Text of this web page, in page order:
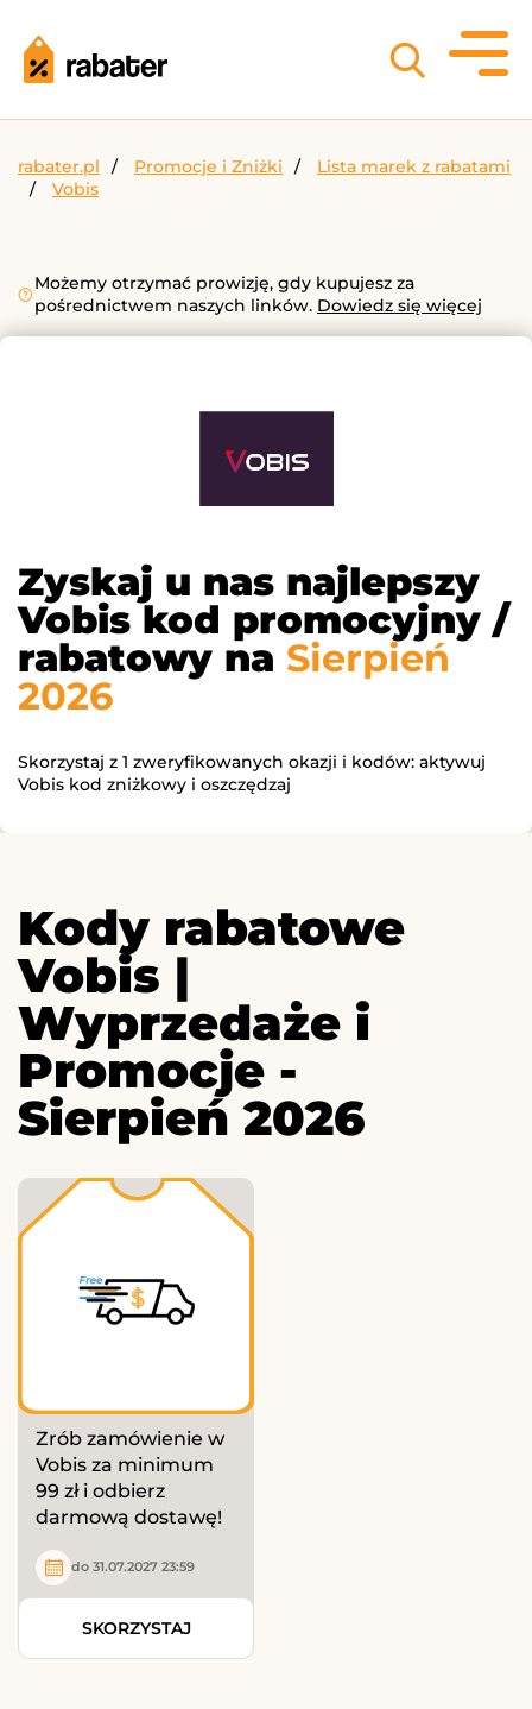
rabater.pl Promocje i Zniżki
Lista marek z rabatami
Vobis
Możemy otrzymać prowizję, gdy kupujesz za
pośrednictwem naszych linków. Dowiedz się więcej
Zyskaj u nas najlepszy
Vobis kod promocyjny /
rabatowy na Sierpień
2026
Skorzystaj z 1 zweryfikowanych okazji i kodów: aktywuj
Vobis kod zniżkowy i oszczędzaj
Kody rabatowe
Vobis |
Wyprzedaże i
Promocje -
Sierpień 2026
Zrób zamówienie w
Vobis za minimum
99 zł i odbierz
darmową dostawę!
do 31.07.2027 23:59
SKORZYSTAJ